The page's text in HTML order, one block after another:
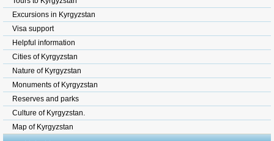
Excursions in Kyrgyzstan
Visa support
Helpful information
Cities of Kyrgyzstan
Nature of Kyrgyzstan
Monuments of Kyrgyzstan
Reserves and parks
Culture of Kyrgyzstan.
Map of Kyrgyzstan